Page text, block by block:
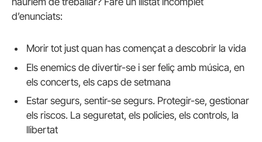
d’enunciats:
Morir tot just quan has començat a descobrir la vida
Els enemics de divertir-se i ser feliç amb música, en
els concerts, els caps de setmana
Estar segurs, sentir-se segurs. Protegir-se, gestionar
els riscos. La seguretat, els policies, els controls, la
llibertat